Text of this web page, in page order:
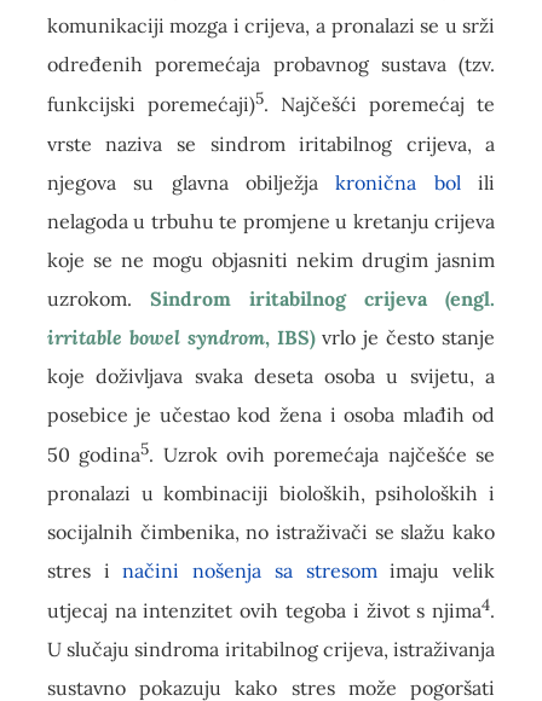
komunikaciji mozga i crijeva, a pronalazi se u srži
određenih poremećaja probavnog sustava (tzv.
funkcijski poremećaji)5. Najčešći poremećaj te
vrste naziva se sindrom iritabilnog crijeva, a
njegova su glavna obilježjakronična bol ili
nelagoda u trbuhu te promjene u kretanju crijeva
koje se ne mogu objasniti nekim drugim jasnim
uzrokom. Sindrom iritabilnog crijeva (engl.
irritable bowel syndrom, IBS)vrlo je često stanje
koje doživljava svaka deseta osoba u svijetu, a
posebice je učestao kod žena i osoba mlađih od
50 godina5. Uzrok ovih poremećaja najčešće se
pronalazi u kombinaciji bioloških, psiholoških i
socijalnih čimbenika, no istraživači se slažu kako
stres inačini nošenja sa stresom imaju velik
utjecaj na intenzitet ovih tegoba i život s njima4.
U slučaju sindroma iritabilnog crijeva, istraživanja
sustavno pokazuju kako stres može pogoršati